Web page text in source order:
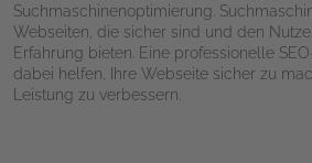
Suchmaschinenoptimierung.
Webseiten, die sicher sind und den
Erfahrung bieten. Eine professionelle
dabei helfen, Ihre Webseite sicher zu
Leistung zu verbessern.